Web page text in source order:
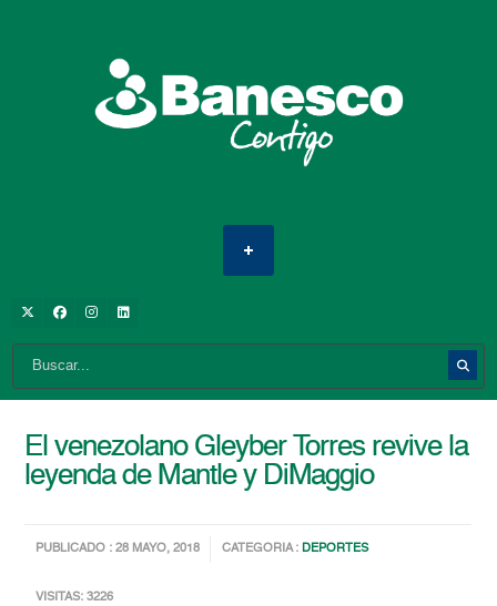
El venezolano Gleyber Torres revive la
leyenda de Mantle y DiMaggio
PUBLICADO : 28 MAYO, 2018 CATEGORIA :DEPORTES
VISITAS: 3226